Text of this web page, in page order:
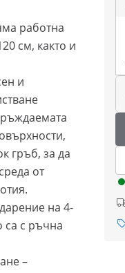
работна
см, както и
и
гръб, за да
от
на 4-
са с ръчна
–